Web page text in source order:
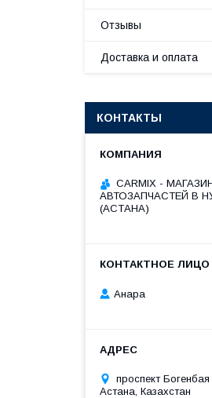
Отзывы
Доставка и оплата
КОНТАКТЫ
СARMIX -
АВТОЗАПЧАСТЕЙ В
(АСТАНА)
Анара
проспект
Астана, Казахстан